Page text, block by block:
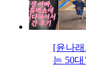
[윤나
는 50